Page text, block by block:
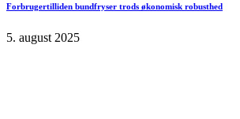
Forbrugertilliden bundfryser trods økonomisk robusthed
5. august 2025